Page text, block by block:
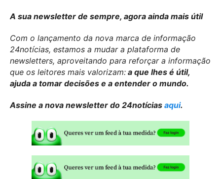
A sua newsletter de sempre, agora ainda mais útil
Com o lançamento da nova marca de informação
24notícias, estamos a mudar a plataforma de
newsletters, aproveitando para reforçar a informação
que os leitores mais valorizam: a que lhes é útil,
ajuda a tomar decisões e a entender o mundo.
Assine a nova newsletter do 24notícias aqui.